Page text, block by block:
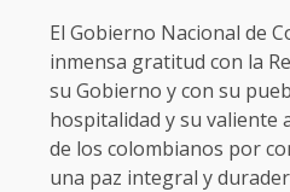
El Gobierno Nacional de
inmensa gratitud con la
su Gobierno y con su
hospitalidad y su valiente
de los colombianos por
una paz integral y